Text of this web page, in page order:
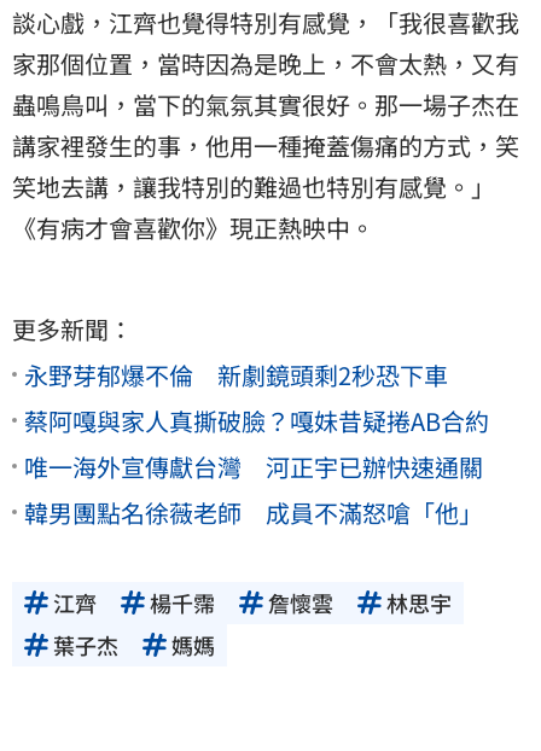
談心戲，江齊也覺得特別有感覺，「我很喜歡我
家那個位置，當時因為是晚上，不會太熱，又有
蟲鳴鳥叫，當下的氣氛其實很好。那一場子杰在
講家裡發生的事，他用一種掩蓋傷痛的方式，笑
笑地去講，讓我特別的難過也特別有感覺。」
《有病才會喜歡你》現正熱映中。
更多新聞：
永野芽郁爆不倫 新劇鏡頭剩2秒恐下車
蔡阿嘎與家人真撕破臉？嘎妹昔疑捲AB合約
唯一海外宣傳獻台灣 河正宇已辦快速通關
韓男團點名徐薇老師 成員不滿怒嗆「他」
江齊 楊千霈 詹懷雲
林思宇
葉子杰
媽媽